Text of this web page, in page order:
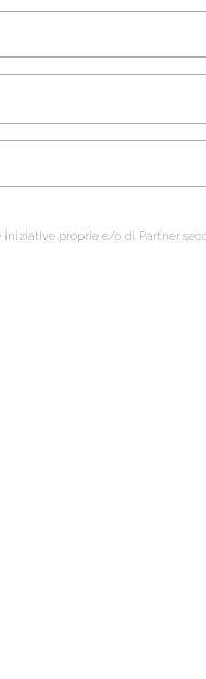
proprie e/o di Partner